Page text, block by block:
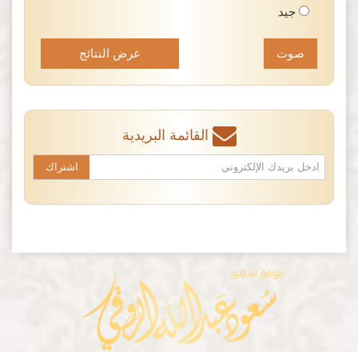
جيد
عرض النتائج
القائمة البريدية